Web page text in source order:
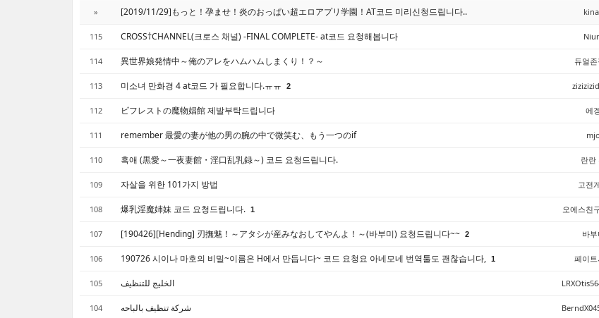
» [2019/11/29]もっと！孕ませ！炎のおっぱい超エロアプリ学園！AT코드 미리신청드립니다..
115 CROSS†CHANNEL(크로스 채널) -FINAL COMPLETE- at코드 요청해봅니다
114 異世界娘発情中～俺のアレをハムハムしまくり！？～ 듀얼존
113 미소녀 만화경 4 at코드 가 필요합니다.ㅠㅠ 2
112 ビフレストの魔物娼館 제발부탁드립니다 에
111 remember 最愛の妻が他の男の腕の中で微笑む、もう一つのif mjo
110 흑애 (黒愛～一夜妻館・淫口乱乳録～) 코드 요청드립니다. 란란
109 자살을 위한 101가지 방법 고전
108 爆乳淫魔姉妹 코드 요청드립니다. 1 오에스친
107 [190426][Hending] 刃撫魅！～アタシが産みなおしてやんよ！～(바부미) 요청드립니다~~ 2 바부
106 190726 시이나 마호의 비밀~이름은 H에서 만듭니다~ 코드 요청요 아네모네 번역툴도 괜찮습니다, 1 페이
105 الخليج للتنظيف
104 شركة تنظيف بالباحه